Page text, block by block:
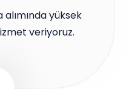
alımında yüksek
veriyoruz.